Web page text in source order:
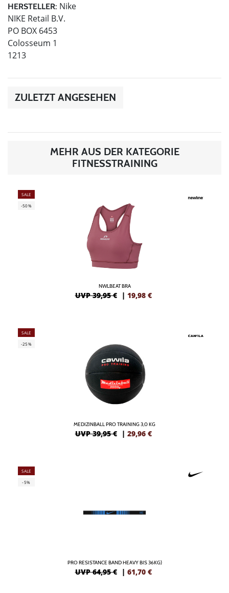
HERSTELLER: Nike
NIKE Retail B.V.
PO BOX 6453
Colosseum 1
1213
ZULETZT ANGESEHEN
MEHR AUS DER KATEGORIE
FITNESSTRAINING
SALE
-50%
NWLBEAT BRA
UVP 39,95 € | 19,98 €
SALE
-25%
MEDIZINBALL PRO TRAINING 3,0 KG
UVP 39,95 € | 29,96 €
SALE
-5%
PRO RESISTANCE BAND HEAVY BIS 36KG)
UVP 64,95 € | 61,70 €